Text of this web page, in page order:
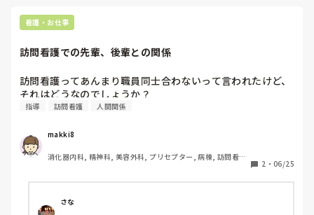
てしまうし、管理者も問題解決する努力（指導など）は全く
しません。
手を出してしまうとやらなくなるから引いても、結局やらな
いため、しわ寄せはこちらに来る。
介護スタッフも実務者研修止まりの人たちばかりなのです
が、失礼な発言をしてしまって申し訳ないけど、こうも動け
のですが…。
介護スタッフを下に見ているような上から目線な内容に聞こ
えて、気分を害してしまったらすみません。介護スタッフの
は下に見ていません。
看護・お仕事
訪問看護での先輩、後輩との関係
訪問看護ってあんまり職員同士合わないって言われたけど、
それはどうなのでしょうか？
指導 訪問看護 人間関係
makki8
消化器内科, 精神科, 美容外科, プリセプター, 病棟, 訪問看護,
2 ・ 06/25
さな